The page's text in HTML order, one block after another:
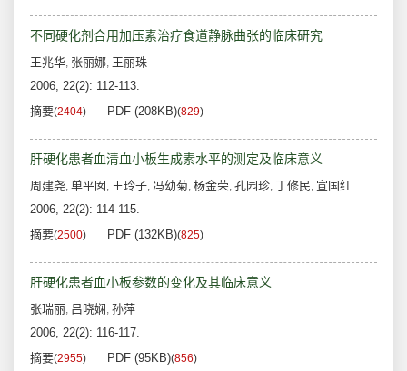
不同硬化剂合用加压素治疗食道静脉曲张的临床研究
王兆华, 张丽娜, 王丽珠
2006, 22(2): 112-113.
摘要(2404) PDF (208KB)(829)
肝硬化患者血清血小板生成素水平的测定及临床意义
周建尧, 单平囡 , 王玲子, 冯幼菊, 杨金荣, 孔园珍, 丁修民, 宣国红
2006, 22(2): 114-115.
摘要(2500) PDF (132KB)(825)
肝硬化患者血小板参数的变化及其临床意义
张瑞丽, 吕晓娴 , 孙萍
2006, 22(2): 116-117.
摘要(2955) PDF (95KB)(856)